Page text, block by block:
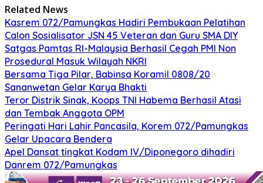
Related News
Kasrem 072/Pamungkas Hadiri Pembukaan Pelatihan
Calon Sosialisator JSN 45 Veteran dan Guru SMA DIY
Satgas Pamtas RI-Malaysia Berhasil Cegah PMI Non
Prosedural Masuk Wilayah NKRI
Bersama Tiga Pilar, Babinsa Koramil 0808/20
Sananwetan Gelar Karya Bhakti
Teror Distrik Sinak, Koops TNI Habema Berhasil Atasi
dan Tembak Anggota OPM
Peringati Hari Lahir Pancasila, Korem 072/Pamungkas
Gelar Upacara Bendera
Apel Dansat tingkat Kodam lV/Diponegoro dihadiri
Danrem 072/Pamungkas